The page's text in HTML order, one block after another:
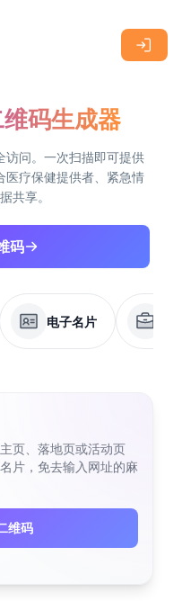
码生成器
访问。一次扫描即可提供
医疗保健提供者、紧急情
共享。
码
电子名片
页、落地页或活动页
片，免去输入网址的麻
维码